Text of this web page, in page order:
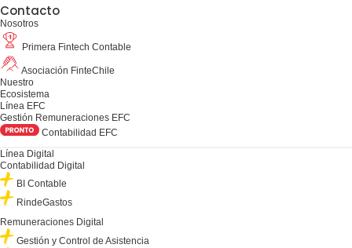
Contacto
Nosotros
Primera Fintech Contable
Asociación FinteChile
Nuestro
Ecosistema
Línea EFC
Gestión Remuneraciones EFC
Contabilidad EFC
Línea Digital
Contabilidad Digital
BI Contable
RindeGastos
Remuneraciones Digital
Gestión y Control de Asistencia